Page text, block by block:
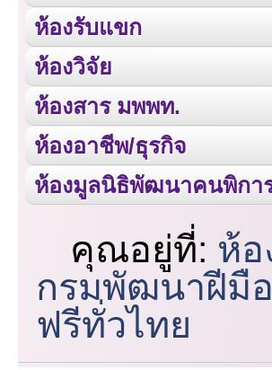
ห้องรับแขก
ห้องวิจัย
ห้องสาร มพพท.
ห้องอาชีพ/ธุรกิจ
ห้องมูลนิธิพัฒนาคนพิกา
คุณอยู่ที่: ห้
กรมพัฒนาฝีมื
ฟรีทั่วไทย